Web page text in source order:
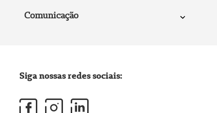
Comunicação
Siga nossas redes sociais: